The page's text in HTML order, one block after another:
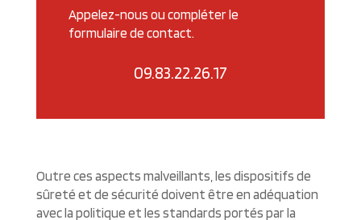
Appelez-nous ou compléter le
formulaire de contact.
09.83.22.26.17
Outre ces aspects malveillants, les dispositifs de
sûreté et de sécurité doivent être en adéquation
avec la politique et les standards portés par la